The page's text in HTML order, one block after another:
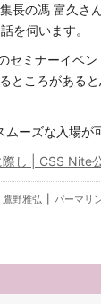
長の馮 富久さ
を伺います。
セミナーイベン
ところがある
ーズな入場が
し | CSS Nite
鷹野雅弘 パーマリ